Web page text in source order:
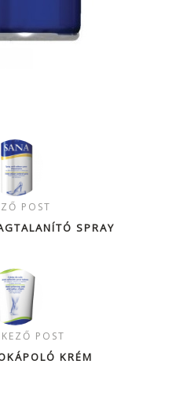
POST
SPRAY
POST
KRÉM